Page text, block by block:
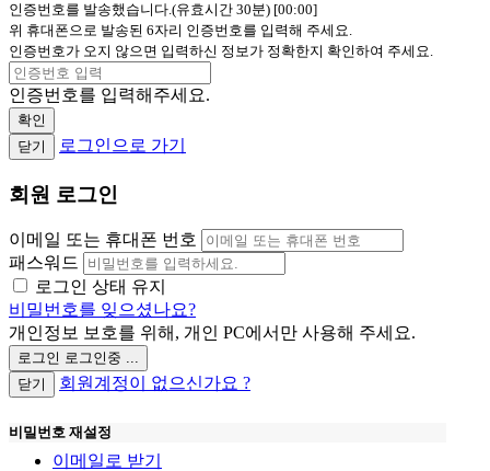
인증번호를 발송했습니다.(유효시간 30분) [00:00]
위 휴대폰으로 발송된 6자리 인증번호를 입력해 주세요.
인증번호가 오지 않으면 입력하신 정보가 정확한지 확인하여 주세요.
인증번호를 입력해주세요.
확인
닫기
로그인으로 가기
회원 로그인
이메일 또는 휴대폰 번호
패스워드
로그인 상태 유지
비밀번호를 잊으셨나요?
개인정보 보호를 위해, 개인 PC에서만 사용해 주세요.
로그인 로그인중 ...
닫기
회원계정이 없으신가요 ?
비밀번호 재설정
이메일로 받기